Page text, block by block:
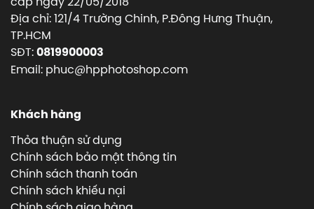
Địa chỉ: 121/4 Trường Chinh, P.Đông Hưng Thuận,
TP.HCM
SĐT:0819900003
Email: phuc@hpphotoshop.com
Khách hàng
Thỏa thuận sử dụng
Chính sách bảo mật thông tin
Chính sách thanh toán
Chính sách khiếu nại